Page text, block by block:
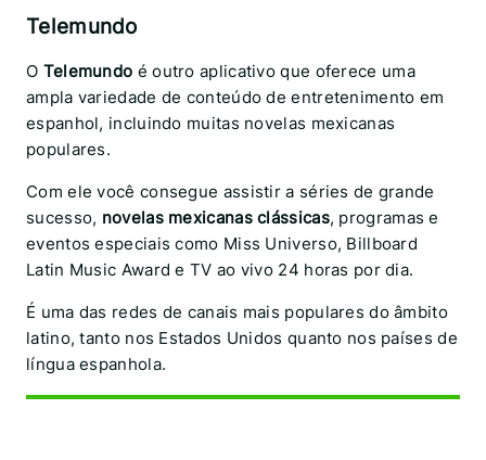
Telemundo
O Telemundo é outro aplicativo que oferece uma
ampla variedade de conteúdo de entretenimento em
espanhol, incluindo muitas novelas mexicanas
populares.
Com ele você consegue assistir a séries de grande
sucesso, novelas mexicanas clássicas, programas e
eventos especiais como Miss Universo, Billboard
Latin Music Award e TV ao vivo 24 horas por dia.
É uma das redes de canais mais populares do âmbito
latino, tanto nos Estados Unidos quanto nos países de
língua espanhola.